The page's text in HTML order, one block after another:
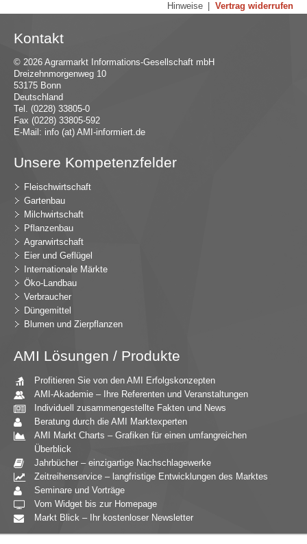
Hinweise
Vertrag widerrufen
Kontakt
© 2026 Agrarmarkt Informations-Gesellschaft mbH
Dreizehnmorgenweg 10
53175 Bonn
Deutschland
Tel. (0228) 33805-0
Fax (0228) 33805-592
E-Mail: info (at) AMI-informiert.de
Unsere Kompetenzfelder
Fleischwirtschaft
Gartenbau
Milchwirtschaft
Pflanzenbau
Agrarwirtschaft
Eier und Geflügel
Internationale Märkte
Öko-Landbau
Verbraucher
Düngemittel
Blumen und Zierpflanzen
AMI Lösungen / Produkte
Profitieren Sie von den AMI Erfolgskonzepten
AMI-Akademie – Ihre Referenten und Veranstaltungen
Individuell zusammengestellte Fakten und News
Beratung durch die AMI Marktexperten
AMI Markt Charts – Grafiken für einen umfangreichen
Überblick
Jahrbücher – einzigartige Nachschlagewerke
Zeitreihenservice – langfristige Entwicklungen des Marktes
Seminare und Vorträge
Vom Widget bis zur Homepage
Markt Blick – Ihr kostenloser Newsletter